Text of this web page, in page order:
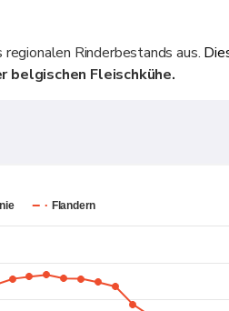
Rinderbestands aus.
belgischen Fleischkühe.
Flandern